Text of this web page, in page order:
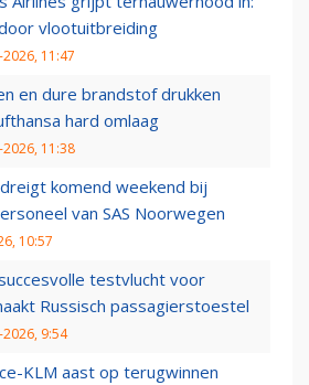
vlootuitbreiding
11:47
en dure brandstof drukken
hard omlaag
2026, 11:38
komend weekend bij
van SAS Noorwegen
10:57
testvlucht voor
Russisch passagierstoestel
2026, 9:54
KLM aast op terugwinnen